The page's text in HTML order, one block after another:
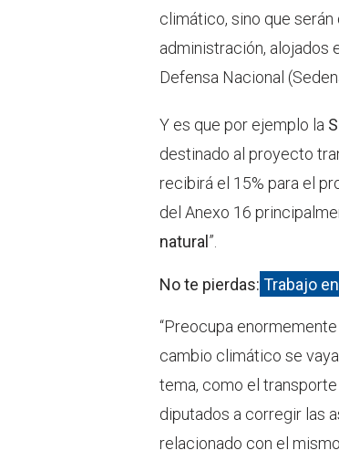
climático, sino que
administración, alojados
Defensa Nacional
Y es que por ejemplo la
destinado al proyecto
recibirá el 15% para el
del Anexo 16
natural”.
No te pierdas: Trabajo
“Preocupa
cambio climático se
tema, como el transporte
diputados a corregir las
relacionado con el